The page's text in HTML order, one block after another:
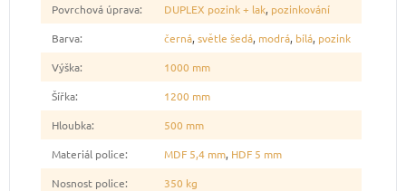
Povrchová úprava: DUPLEX pozink + lak, pozinkování
Barva: černá, světle šedá, modrá, bílá, pozink
Výška:
1000 mm
Šířka:
1200 mm
Hloubka:
500 mm
Materiál police: MDF 5,4 mm, HDF 5 mm
Nosnost police:
350 kg